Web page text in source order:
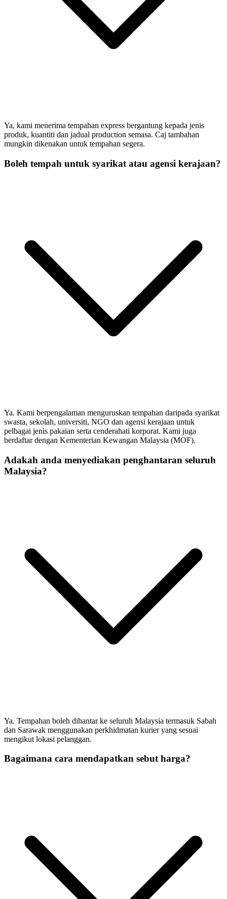
Ya, kami menerima tempahan express bergantung kepada jenis
produk, kuantiti dan jadual production semasa. Caj tambahan
mungkin dikenakan untuk tempahan segera.
Boleh tempah untuk syarikat atau agensi kerajaan?
Ya. Kami berpengalaman menguruskan tempahan daripada syarikat
swasta, sekolah, universiti, NGO dan agensi kerajaan untuk
pelbagai jenis pakaian serta cenderahati korporat. Kami juga
berdaftar dengan Kementerian Kewangan Malaysia (MOF).
Adakah anda menyediakan penghantaran seluruh
Malaysia?
Ya. Tempahan boleh dihantar ke seluruh Malaysia termasuk Sabah
dan Sarawak menggunakan perkhidmatan kurier yang sesuai
mengikut lokasi pelanggan.
Bagaimana cara mendapatkan sebut harga?